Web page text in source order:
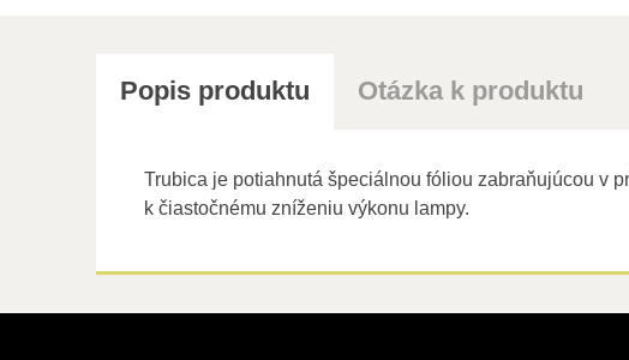
Popis produktu Otázka k produktu
Trubica je potiahnutá špeciálnou fóliou zabraňujúcou v
k čiastočnému zníženiu výkonu lampy.